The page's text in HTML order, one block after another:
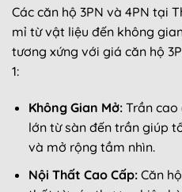
Các căn hộ 3PN và 4PN tại
mỉ từ vật liệu đến không
tương xứng với giá căn hộ
1:
Không Gian Mở:Trần cao
lớn từ sàn đến trần giúp
và mở rộng tầm nhìn.
Nội Thất Cao Cấp:Căn